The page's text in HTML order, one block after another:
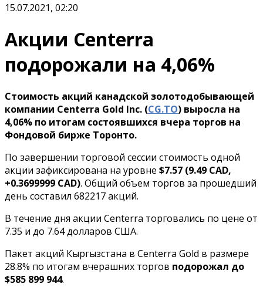
15.07.2021, 02:20
Акции Centerra
подорожали на 4,06%
Стоимость акций канадской золотодобывающей
компании Centerra Gold Inc. (CG.TO) выросла на
4,06% по итогам состоявшихся вчера торгов на
Фондовой бирже Торонто.
По завершении торговой сессии стоимость одной
акции зафиксирована на уровне $7.57 (9.49 CAD,
+0.3699999 CAD). Общий объем торгов за прошедший
день составил 682217 акций.
В течение дня акции Centerra торговались по цене от
7.35 и до 7.64 долларов США.
Пакет акций Кыргызстана в Centerra Gold в размере
28.8% по итогам вчерашних торгов подорожал до
$585 899 944.